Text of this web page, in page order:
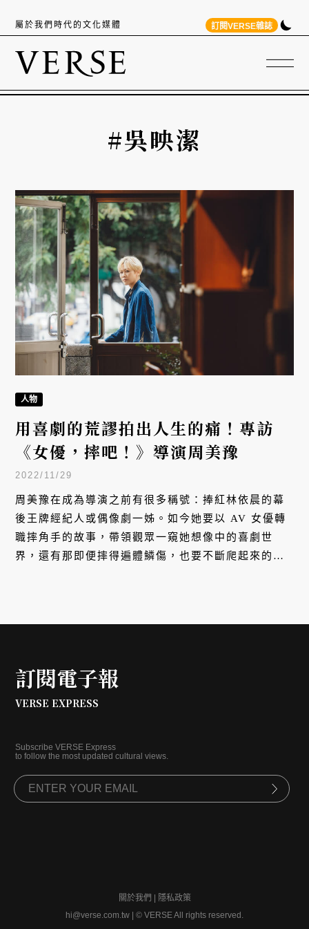
屬於我們時代的文化媒體 訂閱VERSE雜誌
#吳映潔
人物
用喜劇的荒謬拍出人生的痛！專訪
《女優，摔吧！》導演周美豫
2022/11/29
周美豫在成為導演之前有很多稱號：捧紅林依晨的幕
後王牌經紀人或偶像劇一姊。如今她要以 AV 女優轉
職摔角手的故事，帶領觀眾一窺她想像中的喜劇世
界，還有那即便摔得遍體鱗傷，也要不斷爬起來的人
訂閱電子報
VERSE EXPRESS
Subscribe VERSE Express
to follow the most updated cultural views.
關於我們
隱私政策
hi@verse.com.tw
© VERSE All rights reserved.